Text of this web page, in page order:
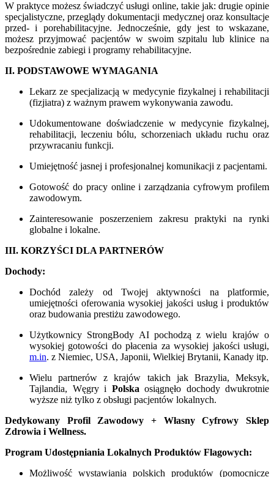
W praktyce możesz świadczyć usługi online, takie jak: drugie opinie
specjalistyczne, przeglądy dokumentacji medycznej oraz konsultacje
przed- i porehabilitacyjne. Jednocześnie, gdy jest to wskazane,
możesz przyjmować pacjentów w swoim szpitalu lub klinice na
bezpośrednie zabiegi i programy rehabilitacyjne.
II. PODSTAWOWE WYMAGANIA
Lekarz ze specjalizacją w medycynie fizykalnej i rehabilitacji
(fizjiatra) z ważnym prawem wykonywania zawodu.
Udokumentowane doświadczenie w medycynie fizykalnej,
rehabilitacji, leczeniu bólu, schorzeniach układu ruchu oraz
przywracaniu funkcji.
Umiejętność jasnej i profesjonalnej komunikacji z pacjentami.
Gotowość do pracy online i zarządzania cyfrowym profilem
zawodowym.
Zainteresowanie poszerzeniem zakresu praktyki na rynki
globalne i lokalne.
III. KORZYŚCI DLA PARTNERÓW
Dochody:
Dochód zależy od Twojej aktywności na platformie,
umiejętności oferowania wysokiej jakości usług i produktów
oraz budowania prestiżu zawodowego.
Użytkownicy StrongBody AI pochodzą z wielu krajów o
wysokiej gotowości do płacenia za wysokiej jakości usługi,
m.in. z Niemiec, USA, Japonii, Wielkiej Brytanii, Kanady itp.
Wielu partnerów z krajów takich jak Brazylia, Meksyk,
Tajlandia, Węgry i Polska osiągnęło dochody dwukrotnie
wyższe niż tylko z obsługi pacjentów lokalnych.
Dedykowany Profil Zawodowy + Własny Cyfrowy Sklep
Zdrowia i Wellness.
Program Udostępniania Lokalnych Produktów Flagowych:
Możliwość wystawiania polskich produktów (pomocnicze